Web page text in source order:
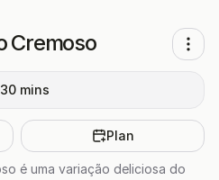
Cremoso
30 mins
Plan
é uma variação deliciosa do